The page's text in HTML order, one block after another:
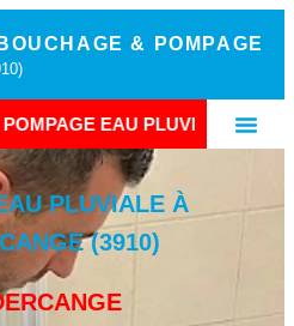
& POMPAGE
PLUVIALE MONDERCANGE
PLUVIALE À
(3910)